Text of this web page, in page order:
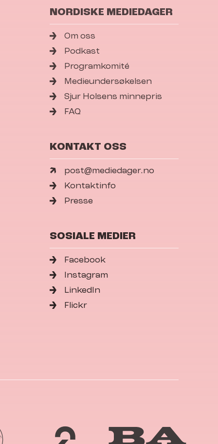
NORDISKE MEDIEDAGER
Om oss
Podkast
Programkomité
Medieundersøkelsen
Sjur Holsens minnepris
FAQ
KONTAKT OSS
post@mediedager.no
Kontaktinfo
Presse
SOSIALE MEDIER
Facebook
Instagram
LinkedIn
Flickr